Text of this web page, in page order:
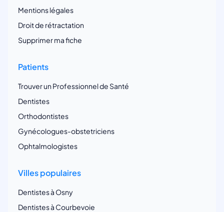
Mentions légales
Droit de rétractation
Supprimer ma fiche
Patients
Trouver un Professionnel de Santé
Dentistes
Orthodontistes
Gynécologues-obstetriciens
Ophtalmologistes
Villes populaires
Dentistes à Osny
Dentistes à Courbevoie